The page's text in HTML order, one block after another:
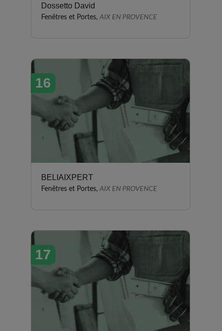
Dossetto David
Fenêtres et Portes, AIX EN PROVENCE
16
BELIAIXPERT
Fenêtres et Portes, AIX EN PROVENCE
17